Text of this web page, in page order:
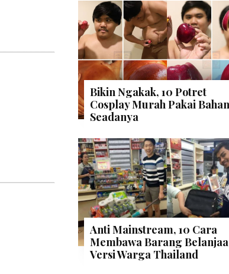
Bikin Ngakak, 10 Potret
Cosplay Murah Pakai Bahan
Seadanya
Anti Mainstream, 10 Cara
Membawa Barang
Versi Warga Thailand